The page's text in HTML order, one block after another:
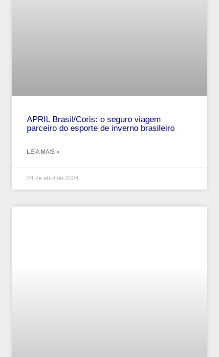
APRIL Brasil/Coris: o seguro viagem
parceiro do esporte de inverno brasileiro
LEIA MAIS »
24 de abril de 2024